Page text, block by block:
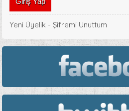
Yeni Üyelik -Şifremi Unuttum